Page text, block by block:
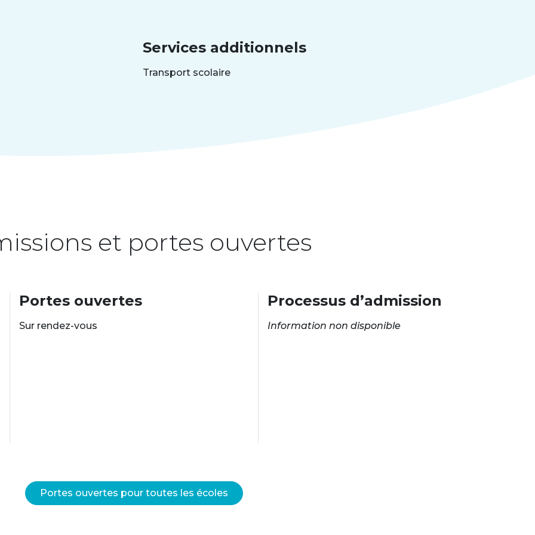
Services additionnels
Transport scolaire
et portes ouvertes
Portes ouvertes
Sur rendez-vous
Processus d’admission
Information non disponible
Portes ouvertes pour toutes les écoles